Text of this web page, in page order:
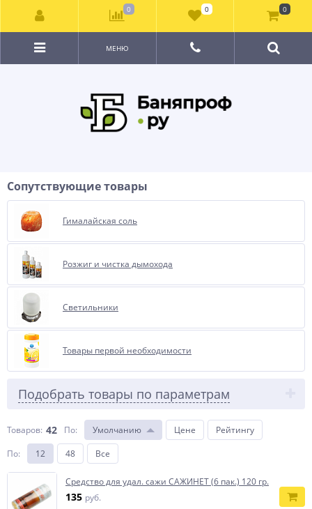
МЕНЮ
Сопутствующие товары
Гималайская соль
Розжиг и чистка дымохода
Светильники
Товары первой необходимости
Подобрать товары по параметрам
Товаров: 42 По: Умолчанию Цене
Рейтингу
По: 12 48 Все
Средство для удал. сажи САЖИНЕТ (6 пак.) 120 гр.
135 руб.
0 0 0